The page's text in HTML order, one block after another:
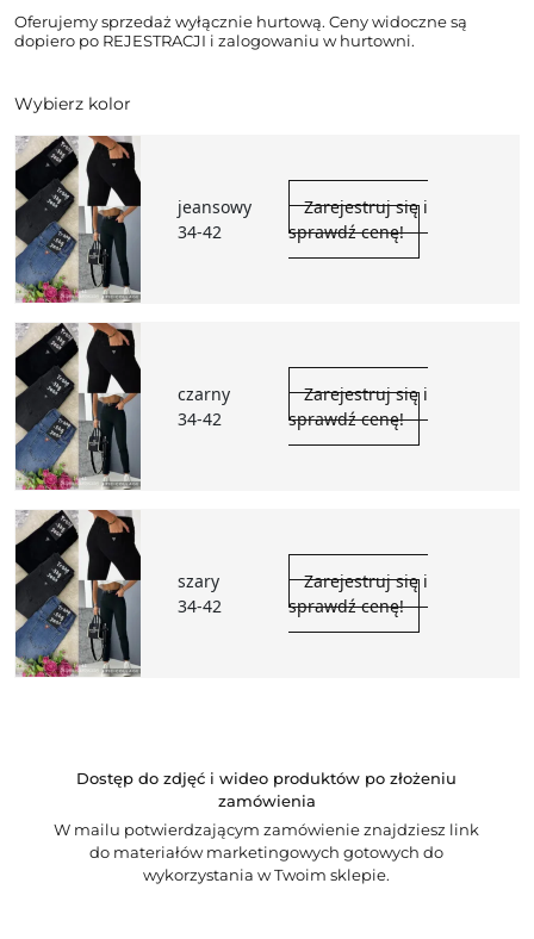
Oferujemy sprzedaż wyłącznie hurtową. Ceny widoczne są
dopiero po REJESTRACJI i zalogowaniu w hurtowni.
Wybierz kolor
jeansowy
34-42
Zarejestruj się i
sprawdź cenę!
czarny
34-42
Zarejestruj się i
sprawdź cenę!
szary
34-42
Zarejestruj się i
sprawdź cenę!
Dostęp do zdjęć i wideo produktów po złożeniu
zamówienia
W mailu potwierdzającym zamówienie znajdziesz link
do materiałów marketingowych gotowych do
wykorzystania w Twoim sklepie.